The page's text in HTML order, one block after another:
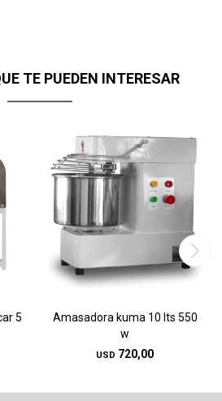
TE PUEDEN INTERESAR
5
Amasadora kuma 10 lts 550
w
USD 720,00